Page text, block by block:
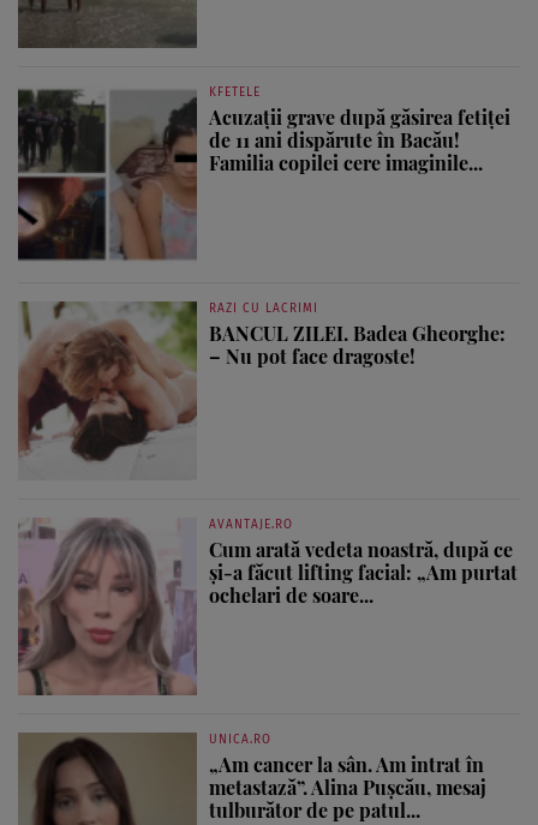
KFETELE
Acuzații grave după găsirea fetiței
de 11 ani dispărute în Bacău!
Familia copilei cere imaginile...
RAZI CU LACRIMI
BANCUL ZILEI. Badea Gheorghe:
– Nu pot face dragoste!
AVANTAJE.RO
Cum arată vedeta noastră, după ce
și-a făcut lifting facial: „Am purtat
ochelari de soare...
UNICA.RO
„Am cancer la sân. Am intrat în
metastază”. Alina Pușcău, mesaj
tulburător de pe patul...